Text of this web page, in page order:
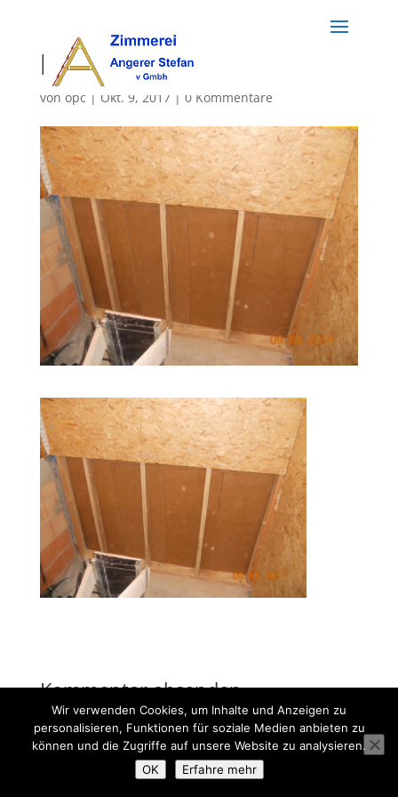
holzbau (17)
von opc | Okt. 9, 2017 | 0 Kommentare
Kommentar absenden
Du musstangemeldetsein, um einen Kommentar
abzugeben.
Wir verwenden Cookies, um Inhalte und Anzeigen zu
personalisieren, Funktionen für soziale Medien anbieten zu
können und die Zugriffe auf unsere Website zu analysieren.
OK
Erfahre mehr